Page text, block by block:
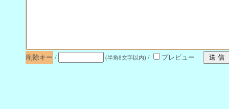
削除キー / (半角8文字以内) / プレビュー